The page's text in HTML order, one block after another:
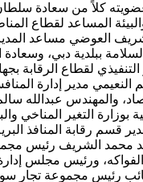
كلاً من سعادة
المساعد لقطاع
العوضي مساعد
ببلدية دبي، وسعادة
لقطاع الرقابة
النعيمي مدير إدارة
والمهندس عبدالله
بوزارة التغير المناخي
قسم رقابة المنافذ
محمد الشريف رئيس
ورئيس مجلس إدارة
رئيس مجموعة تجار